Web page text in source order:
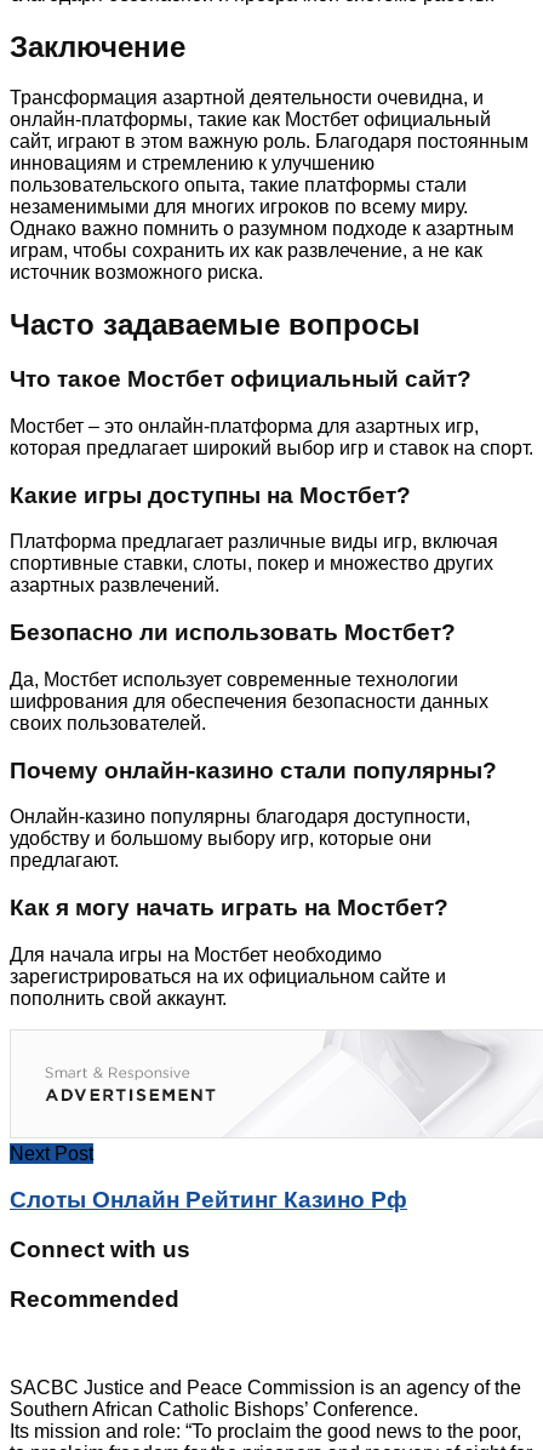
Заключение
Трансформация азартной деятельности очевидна, и
онлайн-платформы, такие как Мостбет официальный
сайт, играют в этом важную роль. Благодаря постоянным
инновациям и стремлению к улучшению
пользовательского опыта, такие платформы стали
незаменимыми для многих игроков по всему миру.
Однако важно помнить о разумном подходе к азартным
играм, чтобы сохранить их как развлечение, а не как
источник возможного риска.
Часто задаваемые вопросы
Что такое Мостбет официальный сайт?
Мостбет – это онлайн-платформа для азартных игр,
которая предлагает широкий выбор игр и ставок на спорт.
Какие игры доступны на Мостбет?
Платформа предлагает различные виды игр, включая
спортивные ставки, слоты, покер и множество других
азартных развлечений.
Безопасно ли использовать Мостбет?
Да, Мостбет использует современные технологии
шифрования для обеспечения безопасности данных
своих пользователей.
Почему онлайн-казино стали популярны?
Онлайн-казино популярны благодаря доступности,
удобству и большому выбору игр, которые они
предлагают.
Как я могу начать играть на Мостбет?
Для начала игры на Мостбет необходимо
зарегистрироваться на их официальном сайте и
пополнить свой аккаунт.
Next Post
Слоты Онлайн Рейтинг Казино Рф
Connect with us
Recommended
SACBC Justice and Peace Commission is an agency of the
Southern African Catholic Bishops’ Conference.
Its mission and role: “To proclaim the good news to the poor,